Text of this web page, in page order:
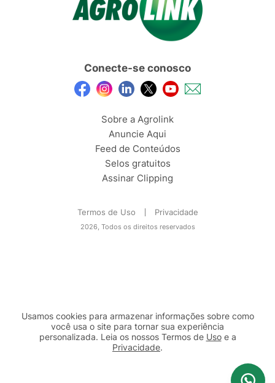
Conecte-se conosco
Sobre a Agrolink
Anuncie Aqui
Feed de Conteúdos
Selos gratuitos
Assinar Clipping
Termos de Uso Privacidade
2026, Todos os direitos reservados
Usamos cookies para armazenar informações sobre como
você usa o site para tornar sua experiência
personalizada. Leia os nossos Termos de Usoe a
Privacidade.